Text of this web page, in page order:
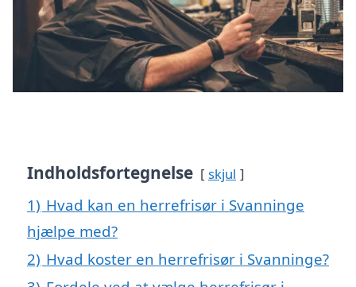
Indholdsfortegnelse skjul
1) Hvad kan en herrefrisør i Svanninge
hjælpe med?
2) Hvad koster en herrefrisør i Svanninge?